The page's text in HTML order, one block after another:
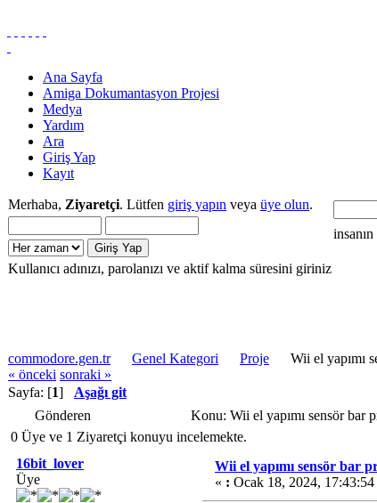
Ana Sayfa
Amiga Dokumantasyon Projesi
Medya
Yardım
Ara
Giriş Yap
Kayıt
Merhaba, Ziyaretçi. Lütfen giriş yapın veya üye olun.
Kullanıcı adınızı, parolanızı ve aktif kalma süresini giriniz
commodore.gen.tr Genel Kategori Proje
Wii el yapımı
« önceki sonraki »
Sayfa: [1] Aşağı git
Gönderen
Konu: Wii el yapımı sensör bar
0 Üye ve 1 Ziyaretçi konuyu incelemekte.
16bit_lover
Üye
Wii el yapımı sensör bar
« : Ocak 18, 2024, 17:43:54